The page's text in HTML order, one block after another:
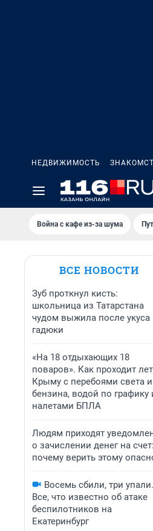
НЕДВИЖИМОСТЬ
Война с кафе из-за шума
ВСЕ НОВОСТИ
Зуб проткнул кисть:
школьница из Татарстана
чудом выжила после укуса
гадюки
«На 18 отдыхающих 18
поваров». Как проходит
Крыму с перебоями света и
бензина, водой по графику
налетами БПЛА
Людям приходят
о зачислении денег на счет:
почему верить этому
Восемь сбили, три упали.
Все, что известно об атаке
беспилотников на
Екатеринбург